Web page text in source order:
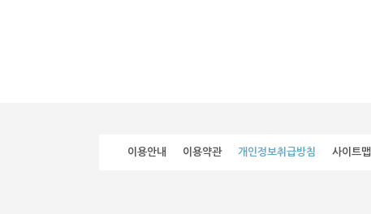
이용안내 이용약관 개인정보취급방침 사이트맵